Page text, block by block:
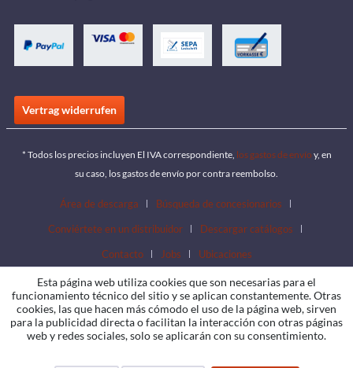
Vertrag widerrufen
* Todos los precios incluyen El IVA correspondiente, los gastos de envío y, en
su caso, los gastos de envío por contra reembolso.
Área de descarga
Búsqueda de concesionarios
Conviértete en un distribuidor
Descargar catálogos
Contacto
Jobs Ubicaciones
Esta página web utiliza cookies que son necesarias para el
funcionamiento técnico del sitio y se aplican constantemente. Otras
cookies, las que hacen más cómodo el uso de la página web, sirven
para la publicidad directa o facilitan la interacción con otras páginas
web y redes sociales, solo se aplicarán con su consentimiento.